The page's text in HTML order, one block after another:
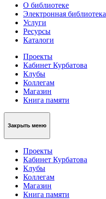
О библиотеке
Электронная библиотека
Услуги
Ресурсы
Каталоги
Проекты
Кабинет Курбатова
Клубы
Коллегам
Магазин
Книга памяти
Закрыть меню
Проекты
Кабинет Курбатова
Клубы
Коллегам
Магазин
Книга памяти